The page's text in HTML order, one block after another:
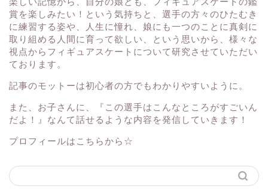
賞を楽しみたい！という気持ちと、選手の方々のひたむき
に練習する姿や、人生に憧れ、娘にも一つのことに真剣に
取り組める人間に育って欲しい、という思いから、様々な
視点からフィギュアスケートについて研究させていただい
ております。
記事のモットーは初心者の方でもわかりやすいように。
また、お子さんに、『この選手はこんなところがすごいん
だよ！』なんて話せるような内容を発信していきます！
プロフィールはこちらから☆